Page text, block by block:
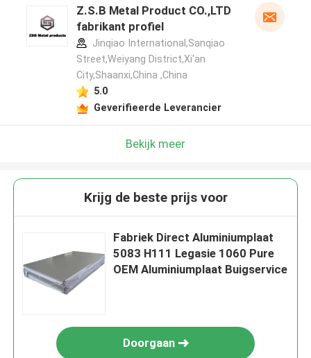
Z.S.B Metal Product CO.,LTD
fabrikant profiel
Jinqiao International,Sanqiao
Street,Weiyang District,Xi'an
City,Shaanxi,China ,China
5.0
Geverifieerde Leverancier
Bekijk meer
Krijg de beste prijs voor
Fabriek Direct Aluminiumplaat
5083 H111 Legasie 1060 Pure
OEM Aluminiumplaat Buigservice
Doorgaan